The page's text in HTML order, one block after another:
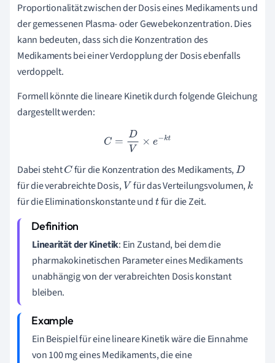
Proportionalität zwischen der Dosis eines Medikaments und
der gemessenen Plasma- oder Gewebekonzentration. Dies
kann bedeuten, dass sich die Konzentration des
Medikaments bei einer Verdopplung der Dosis ebenfalls
verdoppelt.
Formell könnte die lineare Kinetik durch folgende Gleichung
dargestellt werden:
C= DV× e− kt
Dabei stehtC für die Konzentration des Medikaments,D
für die verabreichte Dosis, V für das Verteilungsvolumen,k
für die Eliminationskonstante undtfür die Zeit.
Linearität der Kinetik: Ein Zustand, bei dem die
pharmakokinetischen Parameter eines Medikaments
unabhängig von der verabreichten Dosis konstant
bleiben.
Ein Beispiel für eine lineare Kinetik wäre die Einnahme
von 100 mg eines Medikaments, die eine